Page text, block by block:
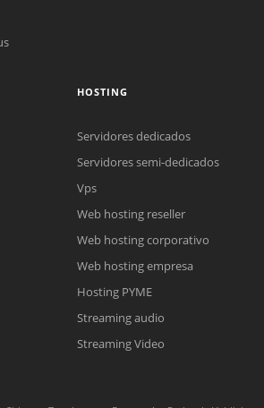
Reunión online
un correo electrónico con el enlace a
Cotización
y nos contactaremos a la brevedad.
Chat Online
están fuera de línea. Complete el formulario
electrónico con sus datos personales.
HOSTING
Servidores dedicados
Servidores semi-dedicados
Vps
Web hosting reseller
Web hosting corporativo
Web hosting empresa
Hosting PYME
Streaming audio
Streaming Video